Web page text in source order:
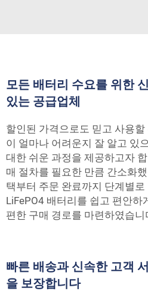
모든 배터리 수요를 위한
있는 공급업체
할인된 가격으로도 믿고 사용
이 얼마나 어려운지 잘 알고 있
대한 쉬운 과정을 제공하고자
매 절차를 필요한 만큼 간소화
택부터 주문 완료까지 단계별
LiFePO4 배터리를 쉽고 편안하
편한 구매 경로를 마련하였습니
빠른 배송과 신속한 고객
을 보장합니다